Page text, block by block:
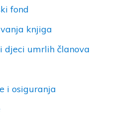
fond
knjiga
djeci umrlih članova
i osiguranja